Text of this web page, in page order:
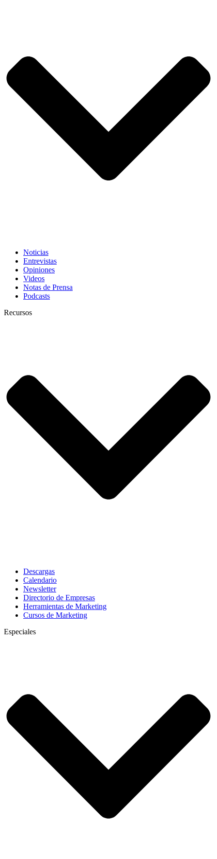
Noticias
Entrevistas
Opiniones
Videos
Notas de Prensa
Podcasts
Recursos
Descargas
Calendario
Newsletter
Directorio de Empresas
Herramientas de Marketing
Cursos de Marketing
Especiales